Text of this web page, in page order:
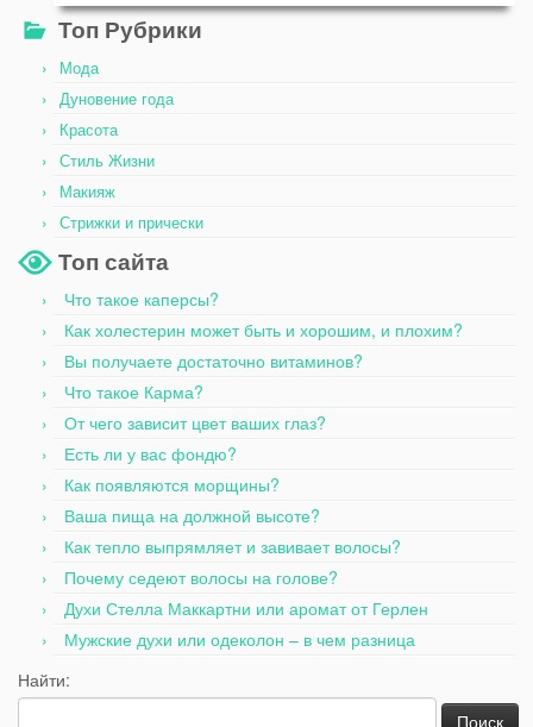
Топ Рубрики
Мода
Дуновение года
Красота
Стиль Жизни
Макияж
Стрижки и прически
Топ сайта
Что такое каперсы?
Как холестерин может быть и хорошим, и плохим?
Вы получаете достаточно витаминов?
Что такое Карма?
От чего зависит цвет ваших глаз?
Есть ли у вас фондю?
Как появляются морщины?
Ваша пища на должной высоте?
Как тепло выпрямляет и завивает волосы?
Почему седеют волосы на голове?
Духи Стелла Маккартни или аромат от Герлен
Мужские духи или одеколон – в чем разница
Найти: